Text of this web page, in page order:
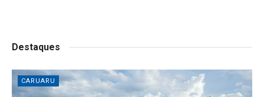
Destaques
CARUARU